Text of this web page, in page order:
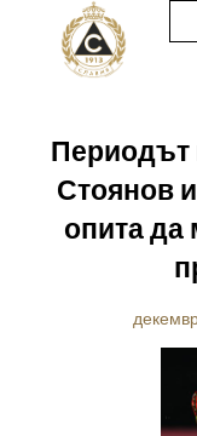
Периодът
Стоянов
опита да